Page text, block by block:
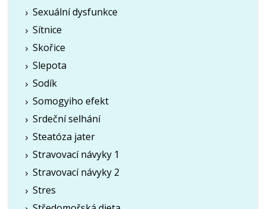
Sexuální dysfunkce
Sítnice
Skořice
Slepota
Sodík
Somogyiho efekt
Srdeční selhání
Steatóza jater
Stravovací návyky 1
Stravovací návyky 2
Stres